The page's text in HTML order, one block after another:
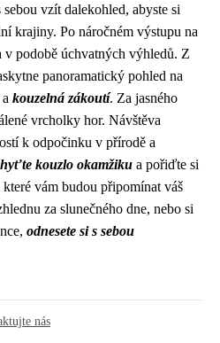
vzít dalekohled, abyste si
krajiny. Po náročném výstupu na
v podobě úchvatných výhledů. Z
panoramatický pohled na
kouzelná zákoutí. Za jasného
vrcholky hor. Návštěva
k odpočinku v přírodě a
kouzlo okamžiku a pořiďte si
vám budou připomínat váš
za slunečného dne, nebo si
odnesete si s sebou
nás